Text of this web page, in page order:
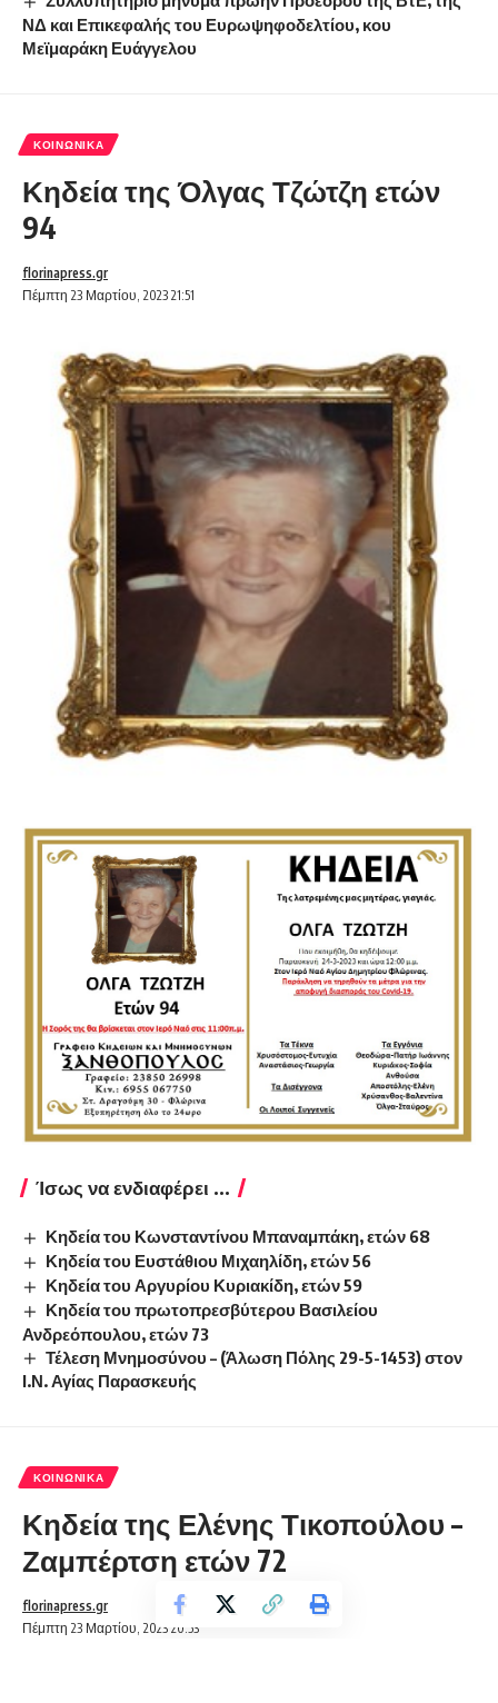
ΝΔ και Επικεφαλής του Ευρωψηφοδελτίου, κου
Μεϊμαράκη Ευάγγελου
ΚΟΙΝΩΝΙΚΆ
Κηδεία της Όλγας Τζώτζη ετών
94
Πέμπτη 23 Μαρτίου, 2023 21:51
florinapress.gr
Ίσως να ενδιαφέρει ...
Κηδεία του Κωνσταντίνου Μπαναμπάκη, ετών 68
Κηδεία του Ευστάθιου Μιχαηλίδη, ετών 56
Κηδεία του Αργυρίου Κυριακίδη, ετών 59
Κηδεία του πρωτοπρεσβύτερου Βασιλείου
Ανδρεόπουλου, ετών 73
Τέλεση Μνημοσύνου – (Άλωση Πόλης 29-5-1453) στον
Ι.Ν. Αγίας Παρασκευής
ΚΟΙΝΩΝΙΚΆ
Κηδεία της Ελένης Τικοπούλου –
Ζαμπέρτση ετών 72
Πέμπτη 23 Μαρτίου, 2023 20:53
florinapress.gr